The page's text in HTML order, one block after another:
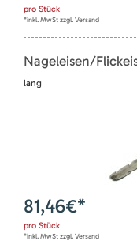
pro Stück
*inkl. MwSt zzgl. Versand
Nageleisen/
lang
81,46€*
pro Stück
*inkl. MwSt zzgl. Versand